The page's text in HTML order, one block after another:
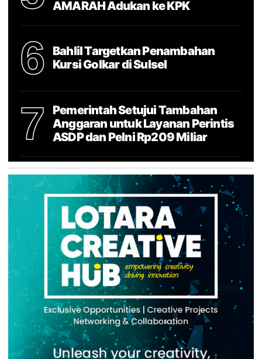
AMARAH Adukan ke KPK
6
Bahlil Targetkan Penambahan
Kursi Golkar di Sulsel
7
Pemerintah Setujui Tambahan
Anggaran untuk Layanan Perintis
ASDP dan Pelni Rp209 Miliar